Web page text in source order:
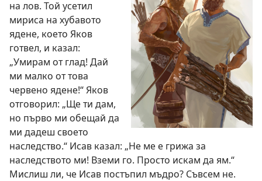
на лов. Той усетил
мириса на хубавото
ядене, което Яков
готвел, и казал:
„Умирам от глад! Дай
ми малко от това
червено ядене!“ Яков
отговорил: „Ще ти дам,
но първо ми обещай да
ми дадеш своето
наследство.“ Исав казал: „Не ме е грижа за
наследството ми! Вземи го. Просто искам да ям.“
Мислиш ли, че Исав постъпил мъдро? Съвсем не.